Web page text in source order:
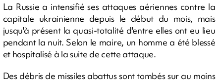
La Russie a intensifié ses attaques aériennes contre la
capitale ukrainienne depuis le début du mois, mais
jusqu'à présent la quasi-totalité d'entre elles ont eu lieu
pendant la nuit. Selon le maire, un homme a été blessé
et hospitalisé à la suite de cette attaque.
Des débris de missiles abattus sont tombés sur au moins